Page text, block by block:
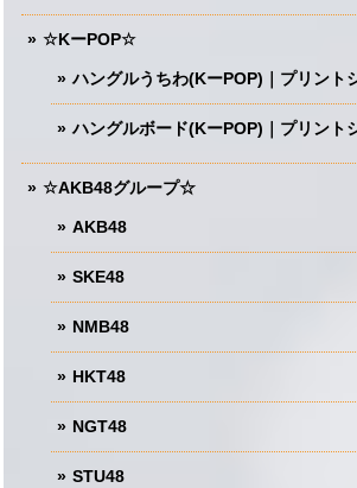
☆KーPOP☆
ハングルうちわ(KーPOP)｜プリント
ハングルボード(KーPOP)｜プリント
☆AKB48グループ☆
AKB48
SKE48
NMB48
HKT48
NGT48
STU48